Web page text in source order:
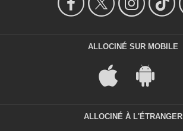
ALLOCINÉ SUR MOBILE
ALLOCINÉ À L'ÉTRANGER